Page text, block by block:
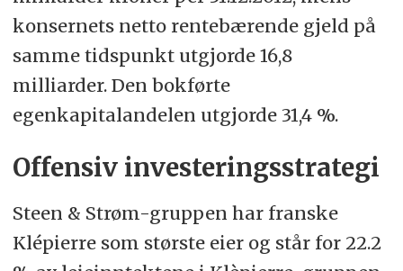
konsernets netto rentebærende gjeld på
samme tidspunkt utgjorde 16,8
milliarder. Den bokførte
egenkapitalandelen utgjorde 31,4 %.
Offensiv investeringsstrategi
Steen & Strøm-gruppen har franske
Klépierre som største eier og står for 22.2